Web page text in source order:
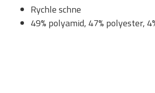
Rychle schne
49% polyamid, 47% polyester,